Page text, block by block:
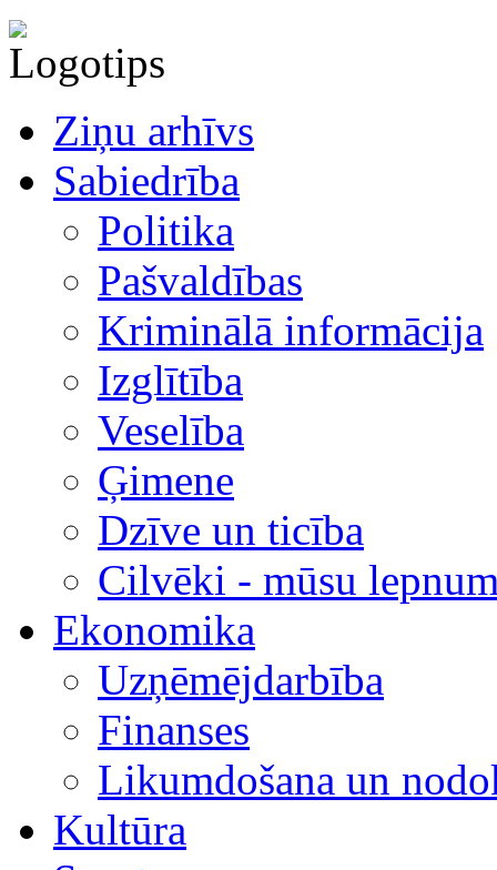
Ziņu arhīvs
Sabiedrība
Politika
Pašvaldības
Kriminālā informācija
Izglītība
Veselība
Ģimene
Dzīve un ticība
Cilvēki - mūsu
Ekonomika
Uzņēmējdarbība
Finanses
Likumdošana un
Kultūra